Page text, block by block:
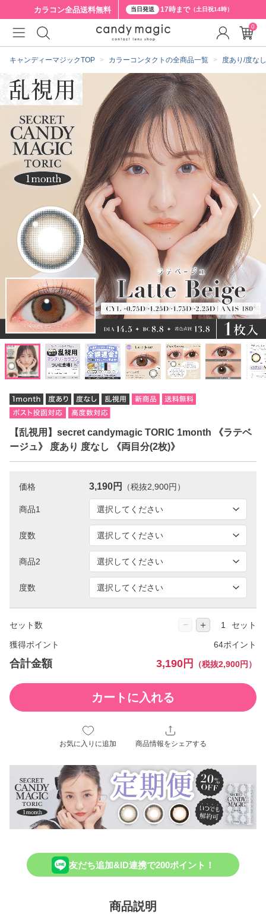
カラコン全品送料無料 当日発送 17時まで（土日祝14時）
キャンディーマジックTOP カラーコンタクトの全商品一覧 度あり/度な
【乱視用】secret candymagic TORIC 1month 《ラテベ
ージュ》 度あり 度なし 《両目分(2枚)》
価格 3,190円 （税抜2,900円）
商品1
度数
商品2
度数
セット数 − ＋ セット
獲得ポイント 64ポイント
合計金額 3,190円 （税抜2,900円）
カートに入れる
お気に入りに追加 商品情報をシェアする
友だち追加&ID連携で200ポイント！
商品説明
0
クーポン詳細